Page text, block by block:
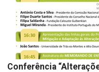
Conferência